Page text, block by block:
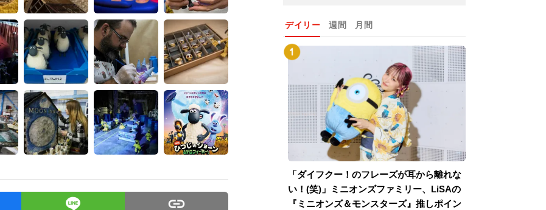
デイリー 週間 月間
「ダイフクー！のフレーズが耳から離れな
い！(笑)」ミニオンズファミリー、LiSAの
『ミニオンズ＆モンスターズ』推しポイン